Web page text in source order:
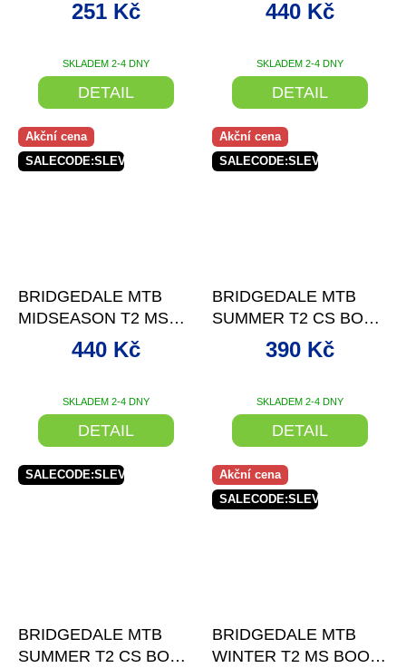
SKLADEM 2-4 DNY
251 Kč
DETAIL
SLEVOVÝM KÓDEM
SKLADEM 2-4 DNY
440 Kč
DETAIL
Akční cena
SALECODE:SLEVAX5:5:%
BRIDGEDALE MTB
MIDSEASON T2 MS
BOOT WOMEN'S W
SLEVA SE SLEVOVÝM
SKLADEM 2-4 DNY
440 Kč
DETAIL
Akční cena
SALECODE:SLEVAX5:5:%
BRIDGEDALE MTB
SUMMER T2 CS BOOT
+ SLEVA SE
SLEVOVÝM KÓDEM
SKLADEM 2-4 DNY
390 Kč
DETAIL
SALECODE:SLEVAX5:5:%
BRIDGEDALE MTB
SUMMER T2 CS BOOT
Akční cena
SALECODE:SLEVAX5:5:%
BRIDGEDALE MTB
WINTER T2 MS BOOT